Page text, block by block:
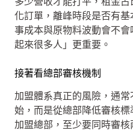
化訂單，離峰時段是否有
事成本與原物料波動會不
起來很多人」更重要。
接著看總部審核機制
加盟體系真正的風險，通
始，而是從總部降低審核
加盟總部，至少要同時審核